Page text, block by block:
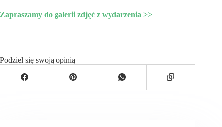
Zapraszamy do galerii zdjęć z wydarzenia >>
Podziel się swoją opinią